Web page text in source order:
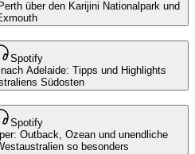
über den Karijini Nationalpark und
Spotify
Adelaide: Tipps und Highlights
Südosten
Spotify
Outback, Ozean und unendliche
so besonders